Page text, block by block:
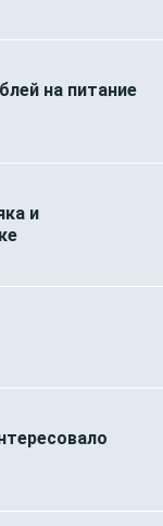
на питание
и